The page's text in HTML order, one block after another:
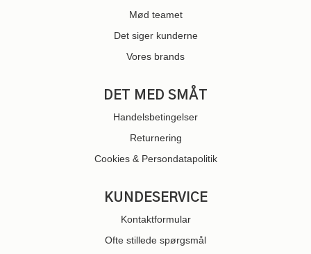
Mød teamet
Det siger kunderne
Vores brands
DET MED SMÅT
Handelsbetingelser
Returnering
Cookies & Persondatapolitik
KUNDESERVICE
Kontaktformular
Ofte stillede spørgsmål